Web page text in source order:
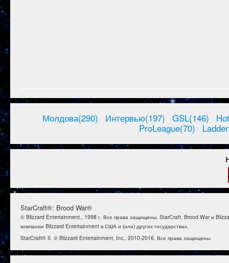
Молдова(290) Интервью(197) GSL(146)
ProLeague(70)
StarCraft®: Brood War®
© Blizzard Entertainment., 1998 г. Все права защищены. StarCraft, Brood War и
компании Blizzard Entertainment в США и (или) других государствах.
StarCraft® II. © Blizzard Entertainment, Inc., 2010-2016. Все права защищены.